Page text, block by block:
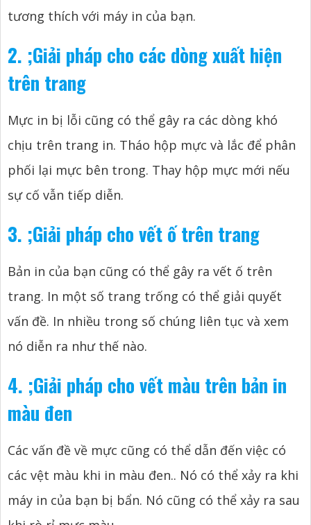
tương thích với máy in của bạn.
2. ;Giải pháp cho các dòng xuất hiện
trên trang
Mực in bị lỗi cũng có thể gây ra các dòng khó
chịu trên trang in. Tháo hộp mực và lắc để phân
phối lại mực bên trong. Thay hộp mực mới nếu
sự cố vẫn tiếp diễn.
3. ;Giải pháp cho vết ố trên trang
Bản in của bạn cũng có thể gây ra vết ố trên
trang. In một số trang trống có thể giải quyết
vấn đề. In nhiều trong số chúng liên tục và xem
nó diễn ra như thế nào.
4. ;Giải pháp cho vết màu trên bản in
màu đen
Các vấn đề về mực cũng có thể dẫn đến việc có
các vệt màu khi in màu đen.. Nó có thể xảy ra khi
máy in của bạn bị bẩn. Nó cũng có thể xảy ra sau